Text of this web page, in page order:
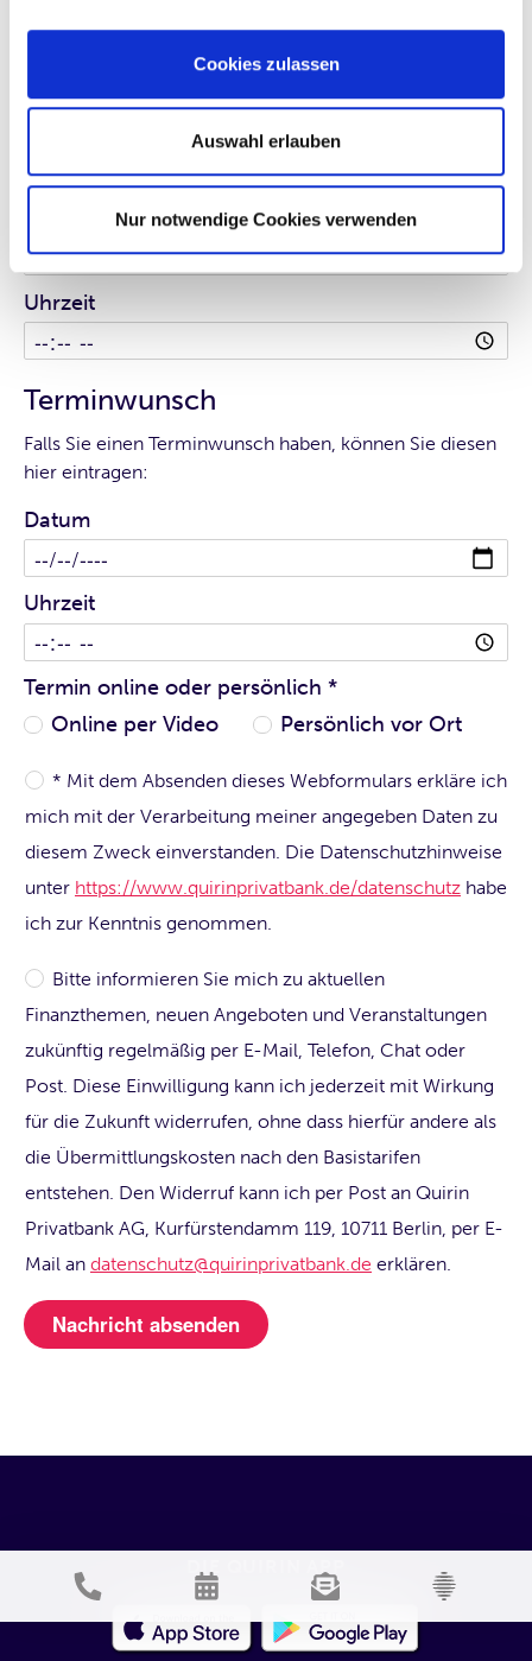
Cookies zulassen
Auswahl erlauben
Nur notwendige Cookies verwenden
Bitte tragen Sie Ihren Rückruf-Wunsch ein:
Uhrzeit
Terminwunsch
Falls Sie einen Terminwunsch haben, können Sie diesen
hier eintragen:
Datum
Uhrzeit
Termin online oder persönlich *
Online per Video
Persönlich vor Ort
* Mit dem Absenden dieses Webformulars erkläre ich
mich mit der Verarbeitung meiner angegeben Daten zu
diesem Zweck einverstanden. Die Datenschutzhinweise
unter https://www.quirinprivatbank.de/datenschutz habe
ich zur Kenntnis genommen.
Bitte informieren Sie mich zu aktuellen
Finanzthemen, neuen Angeboten und Veranstaltungen
zukünftig regelmäßig per E-Mail, Telefon, Chat oder
Post. Diese Einwilligung kann ich jederzeit mit Wirkung
für die Zukunft widerrufen, ohne dass hierfür andere als
die Übermittlungskosten nach den Basistarifen
entstehen. Den Widerruf kann ich per Post an Quirin
Privatbank AG, Kurfürstendamm 119, 10711 Berlin, per E-
Mail an datenschutz@quirinprivatbank.de erklären.
DIE QUIRIN APP